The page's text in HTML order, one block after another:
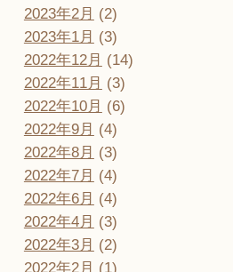
2023年2月 (2)
2023年1月 (3)
2022年12月 (14)
2022年11月 (3)
2022年10月 (6)
2022年9月 (4)
2022年8月 (3)
2022年7月 (4)
2022年6月 (4)
2022年4月 (3)
2022年3月 (2)
2022年2月 (1)